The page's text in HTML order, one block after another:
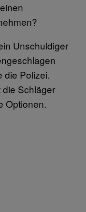
Unschuldiger
die Polizei.
Schläger
Optionen.